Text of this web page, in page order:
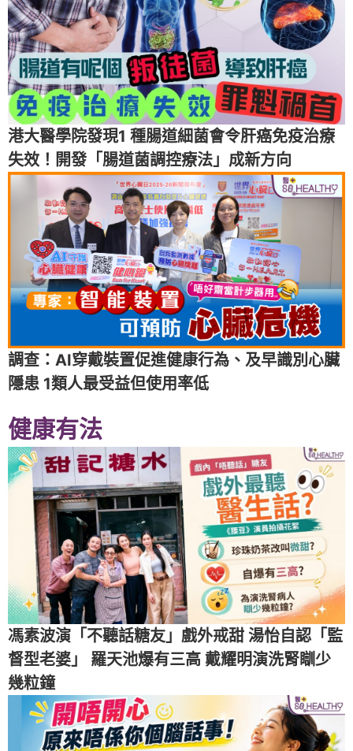
港大醫學院發現1 種腸道細菌會令肝癌免疫治療
失效！開發「腸道菌調控療法」成新方向
調查：AI穿戴裝置促進健康行為、及早識別心臟
隱患 1類人最受益但使用率低
健康有法
馮素波演「不聽話糖友」戲外戒甜 湯怡自認「監
督型老婆」 羅天池爆有三高 戴耀明演洗腎瞓少
幾粒鐘